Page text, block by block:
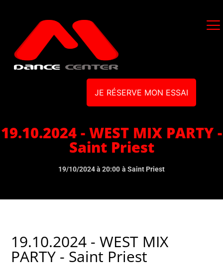
JE RÉSERVE MON ESSAI
19.10.2024 - WEST MIX PARTY -
Saint Priest
19/10/2024 à 20:00 à Saint Priest
19.10.2024 - WEST MIX
PARTY - Saint Priest